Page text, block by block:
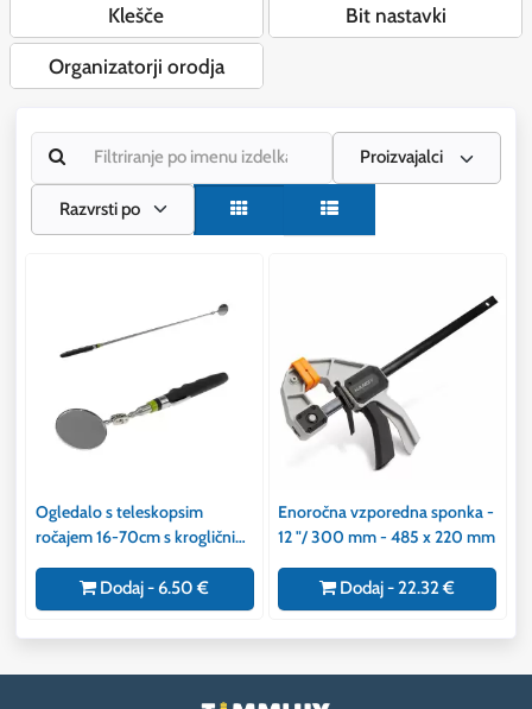
Klešče Bit nastavki
Organizatorji orodja
Proizvajalci
Razvrsti po
Ogledalo s teleskopsim
ročajem 16-70cm s krogličnim
Dodaj - 6.50 €
Enoročna vzporedna sponka -
12 "/ 300 mm - 485 x 220 mm
Dodaj - 22.32 €